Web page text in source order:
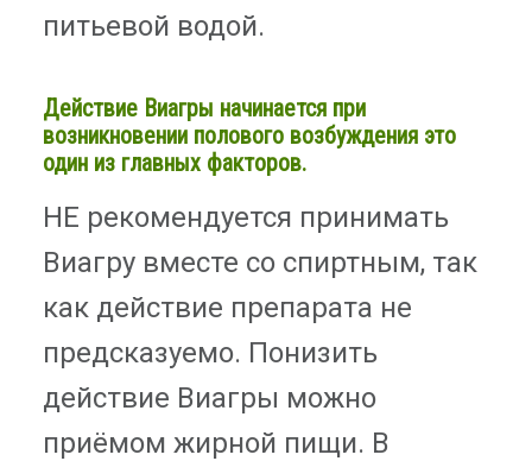
питьевой водой.
Действие Виагры начинается при
возникновении полового возбуждения это
один из главных факторов.
НЕ рекомендуется принимать
Виагру вместе со спиртным, так
как действие препарата не
предсказуемо. Понизить
действие Виагры можно
приёмом жирной пищи. В